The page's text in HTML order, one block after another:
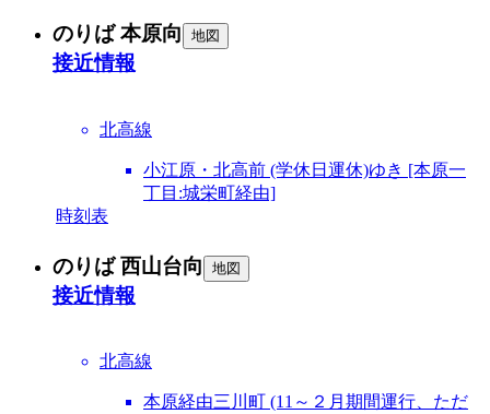
のりば 本原向 地図
接近情報
北高線
小江原・北高前 (学休日運休)ゆき [本原一
丁目:城栄町経由]
時刻表
のりば 西山台向 地図
接近情報
北高線
本原経由三川町 (11～２月期間運行、ただ